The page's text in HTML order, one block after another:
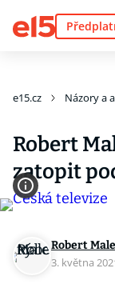
e15.cz Názory a
Robert
zatopit
Robert
3. května